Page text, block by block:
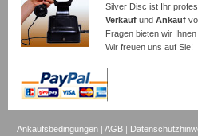
Silver Disc ist Ihr
Verkauf und Ankauf
Fragen bieten wir
Wir freuen uns auf Sie!
Ankaufsbedingungen |AGB |